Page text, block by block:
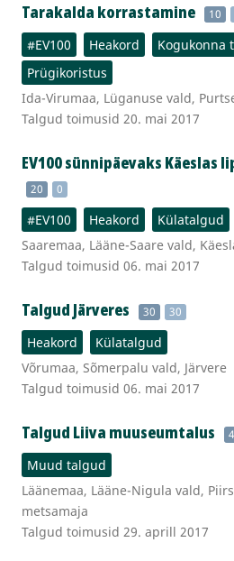
Tarakalda korrastamine 10
#EV100 Heakord Kogukonna
Prügikoristus
Ida-Virumaa, Lüganuse vald,
Talgud toimusid 20. mai 2017
EV100 sünnipäevaks Käeslas
20 0
#EV100 Heakord
Külatalgud
Saaremaa, Lääne-Saare vald,
Talgud toimusid 06. mai 2017
Talgud Järveres 30 30
Heakord
Külatalgud
Võrumaa, Sõmerpalu vald, Järvere
Talgud toimusid 06. mai 2017
Talgud Liiva muuseumtalus
Muud talgud
Läänemaa, Lääne-Nigula vald,
metsamaja
Talgud toimusid 29. aprill 2017